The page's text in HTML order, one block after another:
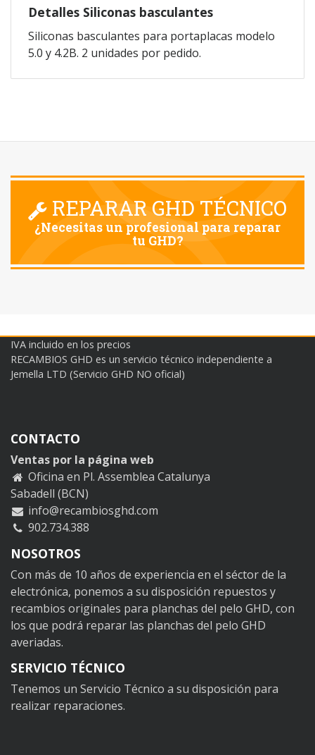
Detalles Siliconas basculantes
Siliconas basculantes para portaplacas modelo
5.0 y 4.2B. 2 unidades por pedido.
REPARAR GHD TÉCNICO
¿Necesitas un profesional para reparar
tu GHD?
IVA incluido en los precios
RECAMBIOS GHD es un servicio técnico independiente a
Jemella LTD (Servicio GHD NO oficial)
CONTACTO
Ventas por la página web
Oficina en Pl. Assemblea Catalunya
Sabadell (BCN)
info@recambiosghd.com
902.734.388
NOSOTROS
Con más de 10 años de experiencia en el séctor de la
electrónica, ponemos a su disposición repuestos y
recambios originales para planchas del pelo GHD, con
los que podrá reparar las planchas del pelo GHD
averiadas.
SERVICIO TÉCNICO
Tenemos un Servicio Técnico a su disposición para
realizar reparaciones.